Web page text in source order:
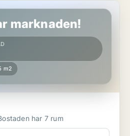
marknaden!
m2
att hyra i Nacka Bostaden har 7 rum